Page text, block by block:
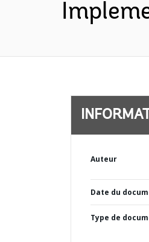
Auteur
Date du
Type de